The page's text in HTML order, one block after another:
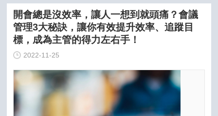
開會總是沒效率，讓人一想到就頭痛？會議
管理3大秘訣，讓你有效提升效率、追蹤目
標，成為主管的得力左右手！
2022-11-25